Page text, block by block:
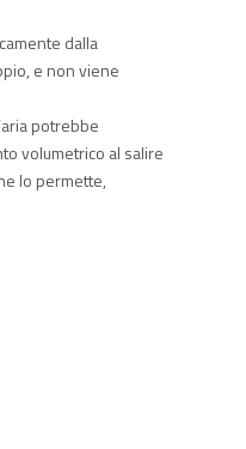
dalla
e non viene
potrebbe
volumetrico al salire
lo permette,